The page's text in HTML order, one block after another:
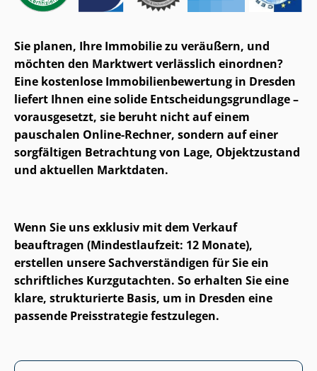
Sie planen, Ihre Immobilie zu veräußern, und
möchten den Marktwert verlässlich einordnen?
Eine kostenlose Im­mo­bi­li­en­be­wer­tung in Dresden
liefert Ihnen eine solide Ent­schei­dungs­grund­la­ge –
vorausgesetzt, sie beruht nicht auf einem
pauschalen Online-Rechner, sondern auf einer
sorgfältigen Betrachtung von Lage, Objektzustand
und aktuellen Marktdaten.
Wenn Sie uns exklusiv mit dem Verkauf
beauftragen (Mindestlaufzeit: 12 Monate),
erstellen unsere Sach­ver­stän­di­gen für Sie ein
schriftliches Kurzgutachten. So erhalten Sie eine
klare, strukturierte Basis, um in Dresden eine
passende Preisstrategie festzulegen.